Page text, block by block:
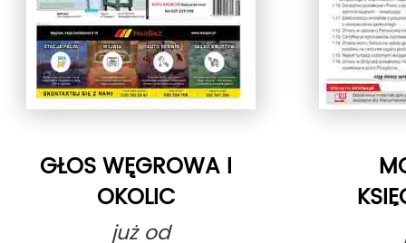
GŁOS WĘGROWA I
OKOLIC
już od